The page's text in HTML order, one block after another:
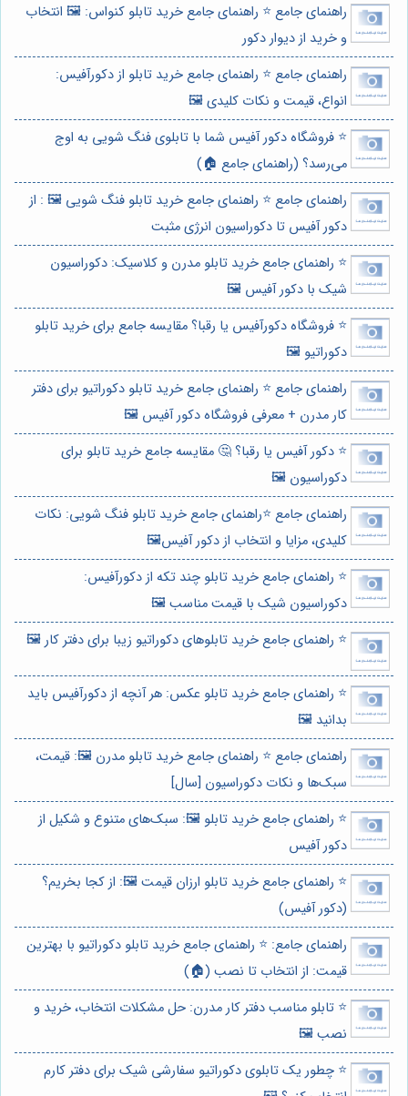
راهنمای جامع ⭐️ راهنمای جامع خرید تابلو کنواس: 🖼️ انتخاب
و خرید از دیوار دکور
راهنمای جامع ⭐️ راهنمای جامع خرید تابلو از دکورآفیس:
انواع، قیمت و نکات کلیدی 🖼️
⭐️ فروشگاه دکور آفیس شما با تابلوی فنگ شویی به اوج
می‌رسد؟ (راهنمای جامع 🏠)
راهنمای جامع ⭐️ راهنمای جامع خرید تابلو فنگ شویی 🖼️ : از
دکور آفیس تا دکوراسیون انرژی مثبت
⭐️ راهنمای جامع خرید تابلو مدرن و کلاسیک: دکوراسیون
شیک با دکور آفیس 🖼️
⭐️ فروشگاه دکورآفیس یا رقبا؟ مقایسه جامع برای خرید تابلو
دکوراتیو 🖼️
راهنمای جامع ⭐️ راهنمای جامع خرید تابلو دکوراتیو برای دفتر
کار مدرن + معرفی فروشگاه دکور آفیس 🖼️
⭐️ دکور آفیس یا رقبا؟ 🤔 مقایسه جامع خرید تابلو برای
دکوراسیون 🖼️
راهنمای جامع ⭐️راهنمای جامع خرید تابلو فنگ شویی: نکات
کلیدی، مزایا و انتخاب از دکور آفیس🖼️
⭐️ راهنمای جامع خرید تابلو چند تکه از دکورآفیس:
دکوراسیون شیک با قیمت مناسب 🖼️
⭐️ راهنمای جامع خرید تابلوهای دکوراتیو زیبا برای دفتر کار 🖼️
⭐️ راهنمای جامع خرید تابلو عکس: هر آنچه از دکورآفیس باید
بدانید 🖼️
راهنمای جامع ⭐️ راهنمای جامع خرید تابلو مدرن 🖼️: قیمت،
سبک‌ها و نکات دکوراسیون [سال]
⭐️ راهنمای جامع خرید تابلو 🖼️: سبک‌های متنوع و شکیل از
دکور آفیس
⭐️ راهنمای جامع خرید تابلو ارزان قیمت 🖼️: از کجا بخریم؟
(دکور آفیس)
راهنمای جامع: ⭐️ راهنمای جامع خرید تابلو دکوراتیو با بهترین
قیمت: از انتخاب تا نصب (🏠)
⭐️ تابلو مناسب دفتر کار مدرن: حل مشکلات انتخاب، خرید و
نصب 🖼️
⭐️ چطور یک تابلوی دکوراتیو سفارشی شیک برای دفتر کارم